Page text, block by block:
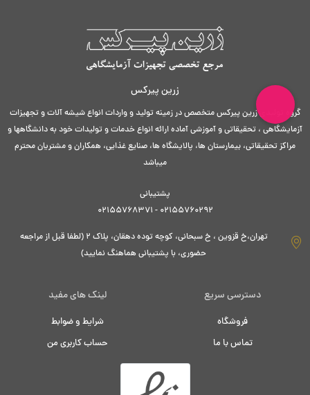
زرین پیرکس
گروه تولیدی زرین پیرکس متخصص در زمینه تولید و واردات انواع شیشه آلات و تجهیزات
آزمایشگاهی ، تحقیقاتی و آموزشی آماده ارائه انواع خدمات و تولیدات خود به دانشگاهها و
مراکز تحقیقاتی، بیمارستان ها، پالایشگاه ها، صنایع غذایی، همکاران و مشتریان محترم
میباشد
پشتیبانی
02155760292 - 02155768371
تهران،خ قزوین ، خ سبحانی، کوچه توده دهقان، پلاک ۲ (لطفا قبل از مراجعه
حضوری، با پشتیبانی هماهنگ نمایید)
دسترسی سریع
فروشگاه
تماس با ما
لینک های مفید
شرایط و ضوابط
حساب کاربری من